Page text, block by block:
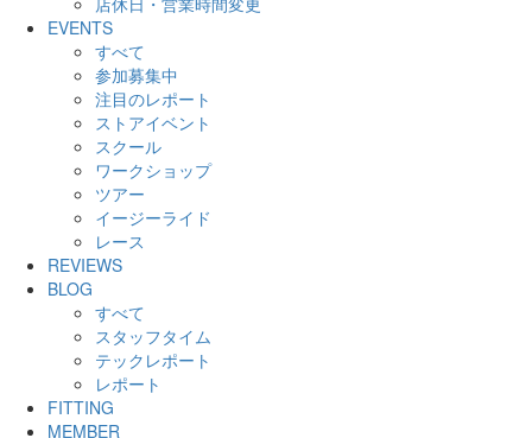
EVENTS
すべて
参加募集中
注目のレポート
ストアイベント
スクール
ワークショップ
ツアー
イージーライド
レース
REVIEWS
BLOG
すべて
スタッフタイム
テックレポート
レポート
FITTING
MEMBER